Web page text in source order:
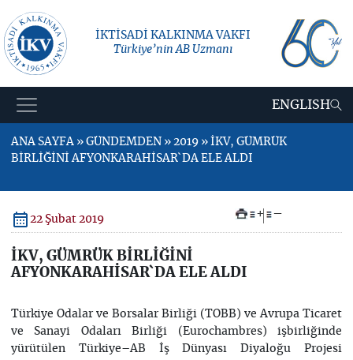
İKTİSADİ KALKINMA VAKFI
Türkiye’nin AB Uzmanı
ENGLISH
ANA SAYFA » GÜNDEMDEN » 2019 » İKV, GÜMRÜK
BİRLİĞİNİ AFYONKARAHİSAR`DA ELE ALDI
22 Şubat 2019 + –
İKV, GÜMRÜK BİRLİĞİNİ
AFYONKARAHİSAR`DA ELE ALDI
Türkiye Odalar ve Borsalar Birliği (TOBB) ve Avrupa Ticaret
ve Sanayi Odaları Birliği (Eurochambres) işbirliğinde
yürütülen Türkiye–AB İş Dünyası Diyaloğu Projesi